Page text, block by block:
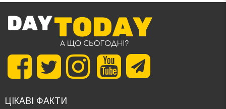
ЦІКАВІ ФАКТИ